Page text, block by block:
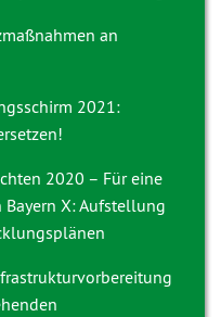
an
2021:
2020 – Für eine
X: Aufstellung